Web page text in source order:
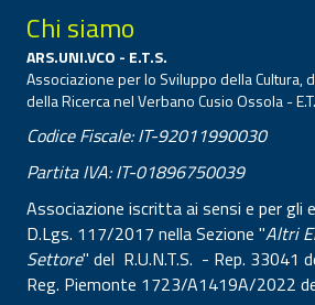
Chi siamo
ARS.UNI.VCO - E.T.S.
Associazione per lo Sviluppo della Cultura,
della Ricerca nel Verbano Cusio Ossola -
Codice Fiscale: IT-92011990030
Partita IVA: IT-01896750039
Associazione iscritta ai sensi e per
D.Lgs. 117/2017 nella Sezione "Altri
Settore" del R.U.N.T.S. - Rep. 33041
Reg. Piemonte 1723/A1419A/2022